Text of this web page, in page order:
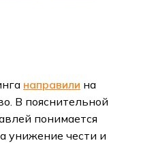
направили на
В пояснительной
понимается
унижение чести и